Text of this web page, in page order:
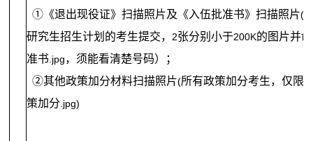
①《退出现役证》扫描照片及《入伍批准书》扫描照片(
研究生招生计划的考生提交， 2张分别小于200K的图片并
准书 .jpg，须能看清楚号码）；
②其他政策加分材料扫描照片(所有政策加分考生，仅限
策加分 .jpg)